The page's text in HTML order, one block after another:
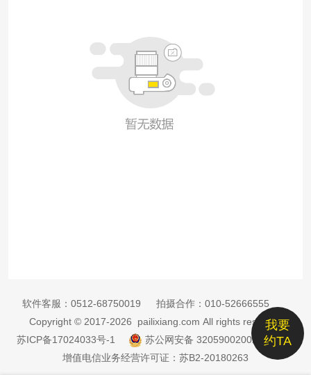
我要
约TA
软件客服： 0512-68750019 拍摄合作： 010-52666555
Copyright © 2017-2026 pailixiang.com All rights reserved
苏ICP备17024033号-1
苏公网安备 32059002002885号
增值电信业务经营许可证：苏B2-20180263